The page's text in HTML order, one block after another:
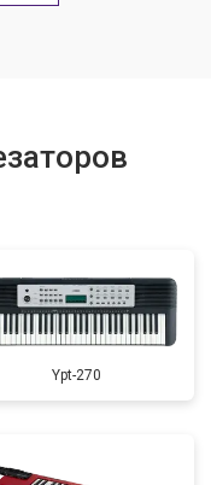
1800 ₽
1500 ₽ Заказать
Ypt-270